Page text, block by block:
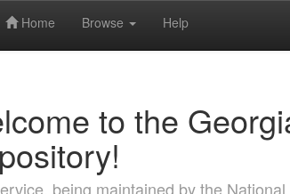
Home Browse Help
to the
being maintained by the